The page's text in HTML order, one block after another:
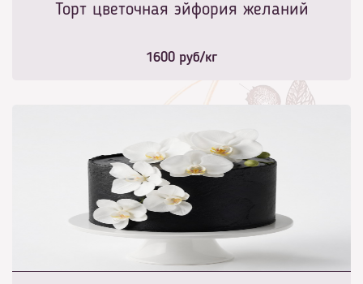
Торт цветочная эйфория желаний
1600 руб/кг